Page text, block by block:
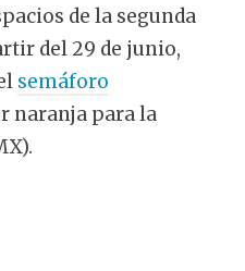
de la segunda
del 29 de junio,
semáforo
naranja para la